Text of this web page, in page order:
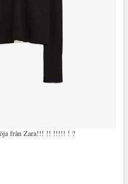
från Zara!!! !! !!!!! ! ?